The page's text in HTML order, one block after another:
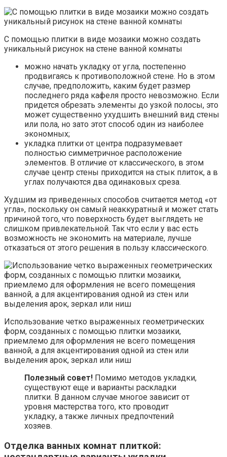
С помощью плитки в виде мозаики можно создать
уникальный рисунок на стене ванной комнаты
можно начать укладку от угла, постепенно
продвигаясь к противоположной стене. Но в этом
случае, предположить, каким будет размер
последнего ряда кафеля просто невозможно. Если
придется обрезать элементы до узкой полосы, это
может существенно ухудшить внешний вид стены
или пола, но зато этот способ один из наиболее
экономных;
укладка плитки от центра подразумевает
полностью симметричное расположение
элементов. В отличие от классического, в этом
случае центр стены приходится на стык плиток, а в
углах получаются два одинаковых среза.
Худшим из приведенных способов считается метод «от
угла», поскольку он самый неаккуратный и может стать
причиной того, что поверхность будет выглядеть не
слишком привлекательной. Так что если у вас есть
возможность не экономить на материале, лучше
отказаться от этого решения в пользу классического.
Использование четко выраженных геометрических
форм, созданных с помощью плитки мозаики,
приемлемо для оформления не всего помещения
ванной, а для акцентирования одной из стен или
выделения арок, зеркал или ниш
Полезный совет! Помимо методов укладки,
существуют еще и варианты раскладки
плитки. В данном случае многое зависит от
уровня мастерства того, кто проводит
укладку, а также личных предпочтений
хозяев.
Отделка ванных комнат плиткой: